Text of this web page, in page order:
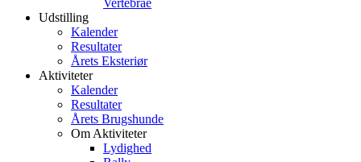
Vertebrae
Udstilling
Kalender
Resultater
Årets Eksteriør
Aktiviteter
Kalender
Resultater
Årets Brugshunde
Om Aktiviteter
Lydighed